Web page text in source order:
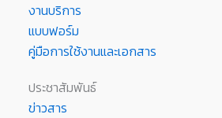
งานบริการ
แบบฟอร์ม
คู่มือการใช้งานและเอกสาร
ประชาสัมพันธ์
ข่าวสาร